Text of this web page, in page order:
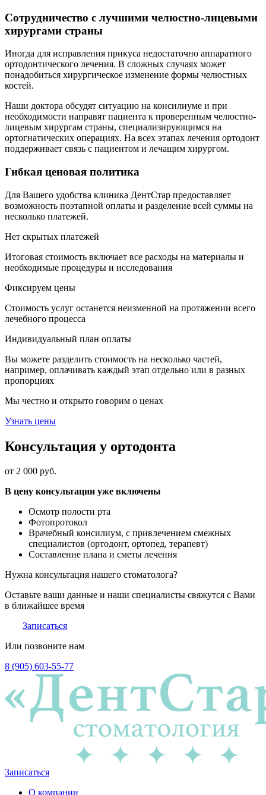
Сотрудничество с лучшими челюстно-лицевыми
хирургами страны
Иногда для исправления прикуса недостаточно аппаратного
ортодонтического лечения. В сложных случаях может
понадобиться хирургическое изменение формы челюстных
костей.
Наши доктора обсудят ситуацию на консилиуме и при
необходимости направят пациента к проверенным челюстно-
лицевым хирургам страны, специализирующимся на
ортогнатических операциях. На всех этапах лечения ортодонт
поддерживает связь с пациентом и лечащим хирургом.
Гибкая ценовая политика
Для Вашего удобства клиника ДентСтар предоставляет
возможность поэтапной оплаты и разделение всей суммы на
несколько платежей.
Нет скрытых платежей
Итоговая стоимость включает все расходы на материалы и
необходимые процедуры и исследования
Фиксируем цены
Стоимость услуг останется неизменной на протяжении всего
лечебного процесса
Индивидуальный план оплаты
Вы можете разделить стоимость на несколько частей,
например, оплачивать каждый этап отдельно или в разных
пропорциях
Мы честно и открыто говорим о ценах
Узнать цены
Консультация у ортодонта
от 2 000 руб.
В цену консультации уже включены
Осмотр полости рта
Фотопротокол
Врачебный консилиум, с привлечением смежных
специалистов (ортодонт, ортопед, терапевт)
Составление плана и сметы лечения
Нужна консультация нашего стоматолога?
Оставьте ваши данные и наши специалисты свяжутся с Вами
в ближайшее время
Записаться
Или позвоните нам
8 (905) 603-55-77
Записаться
О компании